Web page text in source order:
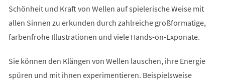
Schönheit und Kraft von Wellen auf spielerische Weise mit
allen Sinnen zu erkunden durch zahlreiche großformatige,
farbenfrohe Illustrationen und viele Hands-on-Exponate.
Sie können den Klängen von Wellen lauschen, ihre Energie
spüren und mit ihnen experimentieren. Beispielsweise